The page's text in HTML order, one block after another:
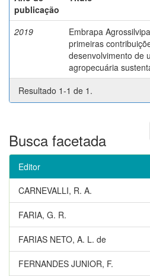
publicação
2019
Embrapa
primeiras
desenvolvimento de
agropecuária
Resultado 1-1 de 1.
Busca facetada
Editor
CARNEVALLI, R. A.
FARIA, G. R.
FARIAS NETO, A. L. de
FERNANDES JUNIOR, F.